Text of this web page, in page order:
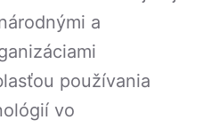
a
používania
vo